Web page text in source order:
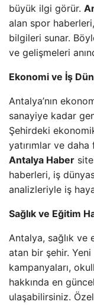
büyük ilgi görür.
alan spor
bilgileri sunar.
ve gelişmeleri
Ekonomi ve İş
Antalya’nın
sanayiye kadar
Şehirdeki
yatırımlar ve
Antalya Haber
haberleri, iş
analizleriyle iş
Sağlık ve Eğitim
Antalya, sağlık ve
atan bir şehir. Yeni
kampanyaları,
hakkında en
ulaşabilirsiniz.